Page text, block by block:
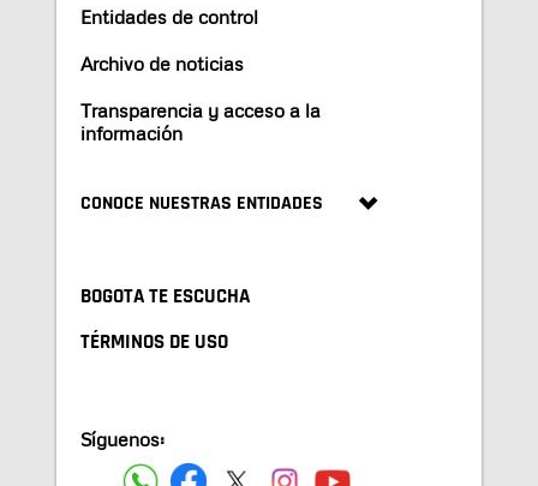
Entidades de control
Archivo de noticias
Transparencia y acceso a la
información
CONOCE NUESTRAS ENTIDADES
BOGOTA TE ESCUCHA
TÉRMINOS DE USO
Síguenos: